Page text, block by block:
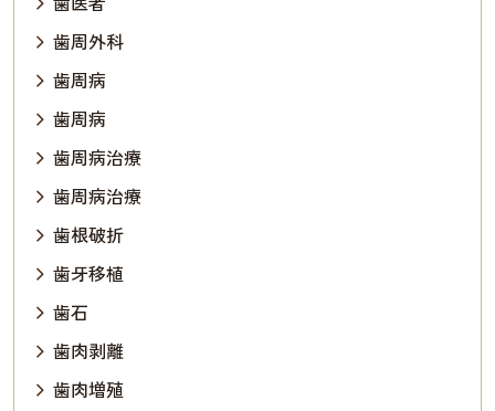
歯周外科
歯周病
歯周病
歯周病治療
歯周病治療
歯根破折
歯牙移植
歯石
歯肉剥離
歯肉増殖